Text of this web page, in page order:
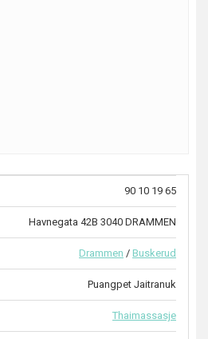
90 10 19 65
Havnegata 42B 3040 DRAMMEN
Drammen / Buskerud
Puangpet Jaitranuk
Thaimassasje